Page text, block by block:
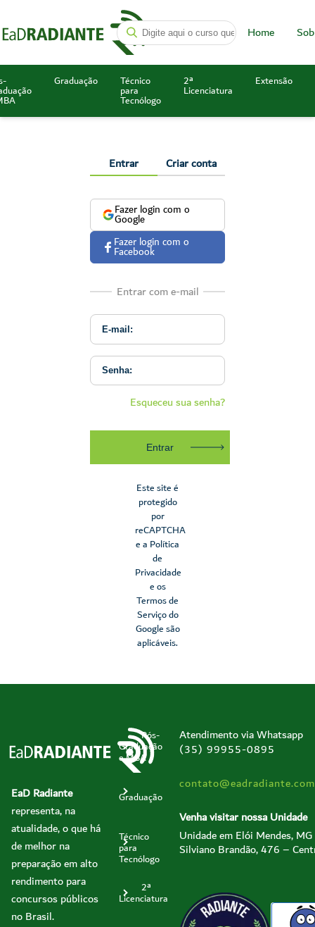
Home
Graduação Técnico
para
Tecnólogo
2ª
Licenciatura
Extensão
Entrar Criar conta
Fazer login com o
Google
Fazer login com o
Facebook
Entrar com e-mail
Esqueceu sua senha?
Entrar
Este site é
protegido
por
reCAPTCHA
e a Política
de
Privacidade
e os
Termos de
Serviço do
Google são
aplicáveis.
EaD Radiante
representa, na
atualidade, o que há
de melhor na
preparação em alto
rendimento para
concursos públicos
no Brasil.
Pós-
Graduação
e MBA
Graduação
Técnico
para
Tecnólogo
2ª
Licenciatura
Atendimento via Whatsapp
(35) 99955-0895
Venha visitar nossa Unidade
Unidade em Elói Mendes, MG
Silviano Brandão, 476 –